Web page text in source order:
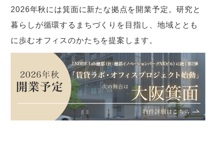
2026年秋には箕面に新たな拠点を開業予定。研究と
暮らしが循環するまちづくりを目指し、地域ととも
に歩むオフィスのかたちを提案します。